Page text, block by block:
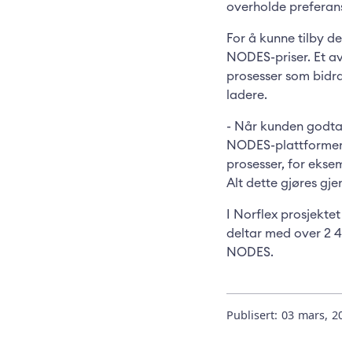
overholde
For å kunne tilby
NODES-priser. Et
prosesser som
ladere.
- Når kunden
NODES-
prosesser, for
Alt dette gjøres
I Norflex
deltar med over 2
NODES.
Publisert: 03 mars,